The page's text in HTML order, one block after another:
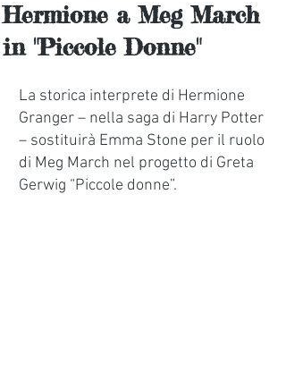
Hermione a Meg March
in "Piccole Donne"
La storica interprete di Hermione
Granger – nella saga di Harry Potter
– sostituirà Emma Stone per il ruolo
di Meg March nel progetto di Greta
Gerwig “Piccole donne”.